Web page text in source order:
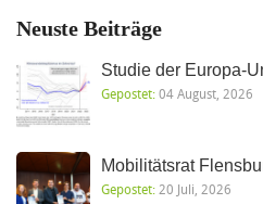
Neuste Beiträge
Studie der Europa-
Gepostet:04 August, 2026
Mobilitätsrat
Gepostet:20 Juli, 2026